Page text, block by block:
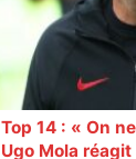
Top 14 : « On
Ugo Mola